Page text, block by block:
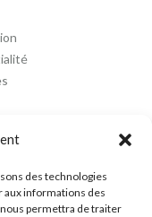
des technologies
aux informations des
permettra de traiter